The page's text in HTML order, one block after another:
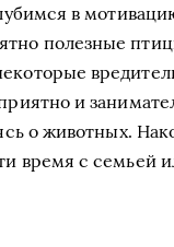
в
полезные
и
о животных.
время с семьей